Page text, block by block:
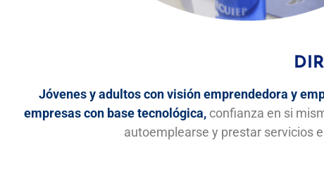
Jóvenes y adultos con visión emprendedora y
empresas con base tecnológica, confianza en si
autoemplearse y prestar servicios